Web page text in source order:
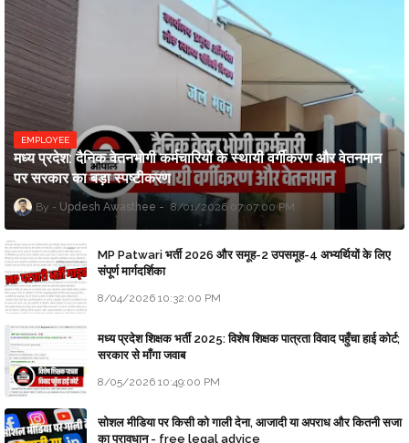
EMPLOYEE
मध्य प्रदेश: दैनिक वेतनभोगी कर्मचारियों के स्थायी वर्गीकरण और वेतनमान
पर सरकार का बड़ा स्पष्टीकरण
Updesh Awasthee 8/01/2026 07:07:00 PM
MP Patwari भर्ती 2026 और समूह-2 उपसमूह-4 अभ्यर्थियों के लिए
संपूर्ण मार्गदर्शिका
8/04/2026 10:32:00 PM
मध्य प्रदेश शिक्षक भर्ती 2025: विशेष शिक्षक पात्रता विवाद पहुँचा हाई कोर्ट;
सरकार से माँगा जवाब
8/05/2026 10:49:00 PM
सोशल मीडिया पर किसी को गाली देना, आजादी या अपराध और कितनी सजा
का प्रावधान - free legal advice